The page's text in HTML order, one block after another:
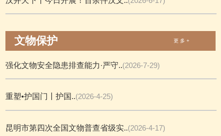
文物保护 更 多 +
强化文物安全隐患排查能力·严守..(2026-7-29)
重塑•护国门丨护国..(2026-4-25)
昆明市第四次全国文物普查省级实..(2026-4-17)